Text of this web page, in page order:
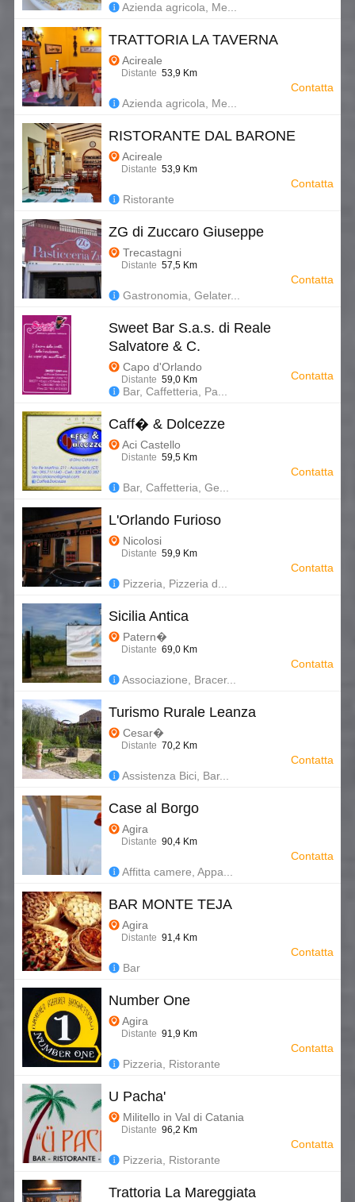
Azienda agricola, Me...
TRATTORIA LA TAVERNA
Acireale
Distante 53,9 Km
Azienda agricola, Me...
Contatta
RISTORANTE DAL BARONE
Acireale
Distante 53,9 Km
Ristorante
Contatta
ZG di Zuccaro Giuseppe
Trecastagni
Distante 57,5 Km
Gastronomia, Gelater...
Contatta
Sweet Bar S.a.s. di Reale
Salvatore & C.
Capo d'Orlando
Distante 59,0 Km
Bar, Caffetteria, Pa...
Contatta
Caff� & Dolcezze
Aci Castello
Distante 59,5 Km
Bar, Caffetteria, Ge...
Contatta
L'Orlando Furioso
Nicolosi
Distante 59,9 Km
Pizzeria, Pizzeria d...
Contatta
Sicilia Antica
Patern�
Distante 69,0 Km
Associazione, Bracer...
Contatta
Turismo Rurale Leanza
Cesar�
Distante 70,2 Km
Assistenza Bici, Bar...
Contatta
Case al Borgo
Agira
Distante 90,4 Km
Affitta camere, Appa...
Contatta
BAR MONTE TEJA
Agira
Distante 91,4 Km
Bar
Contatta
Number One
Agira
Distante 91,9 Km
Pizzeria, Ristorante
Contatta
U Pacha'
Militello in Val di Catania
Distante 96,2 Km
Pizzeria, Ristorante
Contatta
Trattoria La Mareggiata